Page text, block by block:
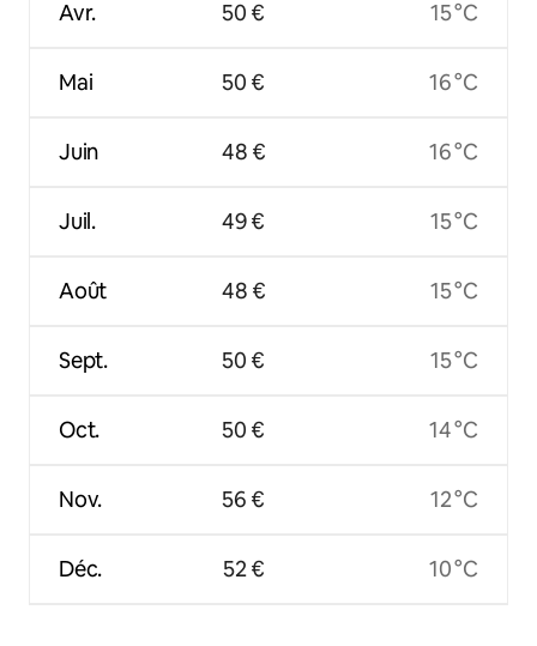
Avr.
Mai
Juin
Juil.
Août
Sept.
Oct.
Nov.
Déc.
50 €
50 €
48 €
49 €
48 €
50 €
50 €
56 €
52 €
15 °C
16 °C
16 °C
15 °C
15 °C
15 °C
14 °C
12 °C
10 °C